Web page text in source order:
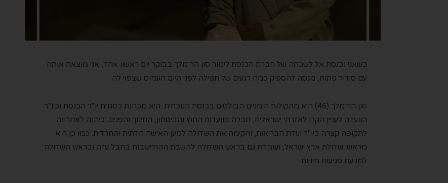
כשאני נכנסת אל לשכתה של חברת הכנסת לימור סון הר־מלך בבוקר יום ראשון אחד, אני מוצאת אותה
עם סידור פתוח, מנסה להספיק כמה רגעים של תפילה לפני היום העמוס שצפוי לה.
סון הר־מלך (46) היא מהקולות הימניים הבולטים בכנסת הנוכחית. היא מכהנת כסגנית יו"ר הכנסת וכיו"ר
הוועדה לעניין הקרן לאזרחי ישראלית, חברה בוועדות החוץ והביטחון, החינוך והפנים, כיהנה לאחרונה
לתקופה קצרה כיו"ר ועדת הבריאות, והקימה את השדולה למען האישה הדתית והחרדית. כמו כן היא
מראשי שדולת ארץ ישראל, ועומדת גם בראש השדולה להשבת ההתיישבות בחבל עזה ובראש השדולה
למניעת פגיעות מיניות.